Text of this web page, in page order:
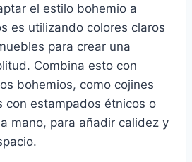
el estilo bohemio a
es utilizando colores claros
para crear una
Combina esto con
bohemios, como cojines
con estampados étnicos o
mano, para añadir calidez y